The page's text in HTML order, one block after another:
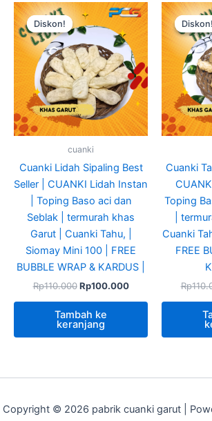
Diskon!
Diskon!
cuanki
Cuanki Lidah Sipaling Best
Seller | CUANKI Lidah Instan
| Toping Baso aci dan
Seblak | termurah khas
Garut | Cuanki Tahu, |
Siomay Mini 100 | FREE
BUBBLE WRAP & KARDUS |
Rp110.000
aslinya
adalah:
Rp110.000.
Rp100.000
Harga
saat
ini
adalah:
Rp100.000.
Tambah ke
keranjang
Diskon!
Diskon!
Cuanki
Toping
|
Cuanki
FREE
Rp
Copyright © 2026 pabrik cuanki garut |